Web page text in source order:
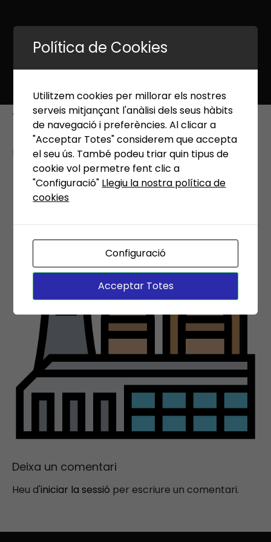
fabrica2
Published 18 gener, 2023 at512 × 512inInici
Previous
Deixa un comentari
Heu d'iniciar la sessió per escriure un comentari.
Política de Cookies
Utilitzem cookies per millorar els nostres
serveis mitjançant l'anàlisi dels seus hàbits
de navegació i preferències. Al clicar a
"Acceptar Totes" considerem que accepta
el seu ús. També podeu triar quin tipus de
cookie vol permetre fent clic a
"Configuració" Llegiu la nostra política de
cookies
Configuració
Acceptar Totes